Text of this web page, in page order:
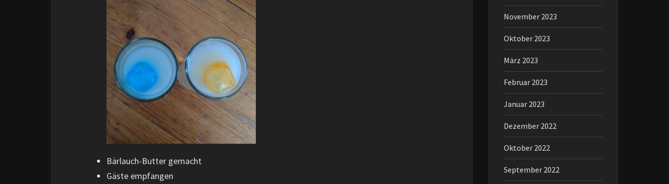
Bärlauch-Butter gemacht
Gäste empfangen
November 2023
Oktober 2023
März 2023
Februar 2023
Januar 2023
Dezember 2022
Oktober 2022
September 2022